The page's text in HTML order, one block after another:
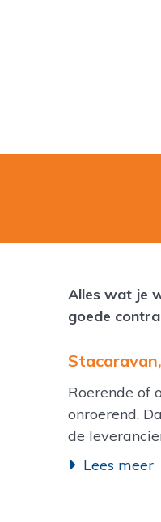
Alles wat je
goede
Roerende of
onroerend.
de
Lees meer